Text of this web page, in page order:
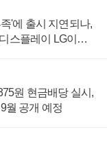
'에 출시 지연되나,
스플레이 LG이노
원 현금배당 실시,
월 공개 예정